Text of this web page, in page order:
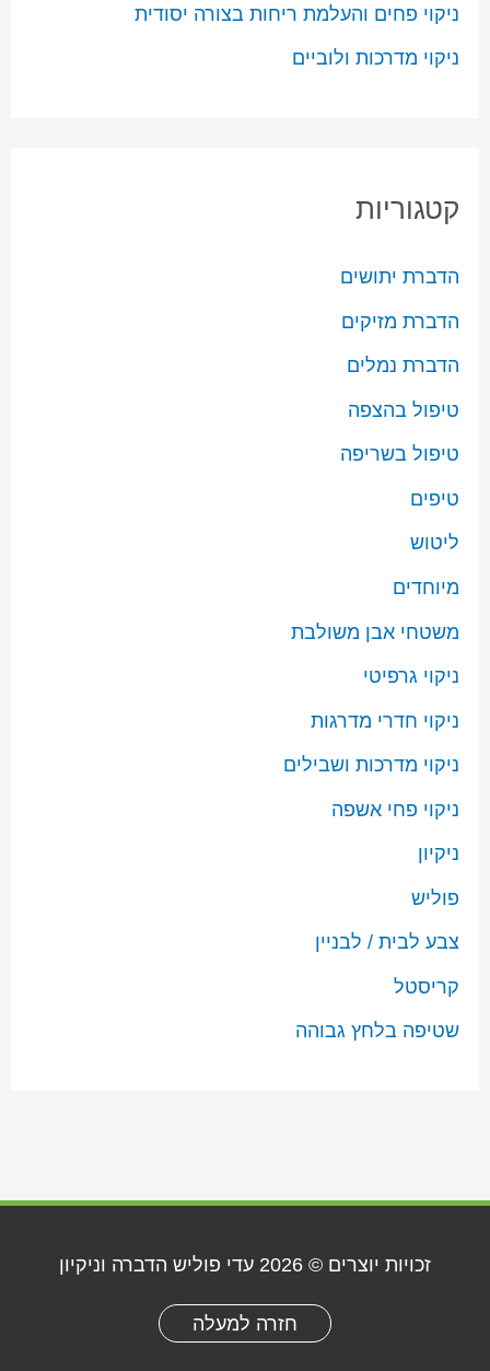
ניקוי פחים והעלמת ריחות בצורה יסודית
ניקוי מדרכות ולוביים
קטגוריות
הדברת יתושים
הדברת מזיקים
הדברת נמלים
טיפול בהצפה
טיפול בשריפה
טיפים
ליטוש
מיוחדים
משטחי אבן משולבת
ניקוי גרפיטי
ניקוי חדרי מדרגות
ניקוי מדרכות ושבילים
ניקוי פחי אשפה
ניקיון
פוליש
צבע לבית / לבניין
קריסטל
שטיפה בלחץ גבוהה
זכויות יוצרים © 2026 עדי פוליש הדברה וניקיון
חזרה למעלה